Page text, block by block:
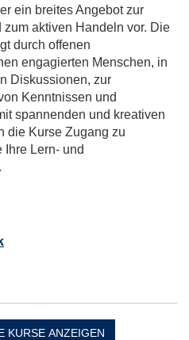
ein breites Angebot zur
zum aktiven Handeln vor. Die
durch offenen
engagierten Menschen, in
Diskussionen, zur
Kenntnissen und
spannenden und kreativen
die Kurse Zugang zu
Ihre Lern- und
KURSE ANZEIGEN